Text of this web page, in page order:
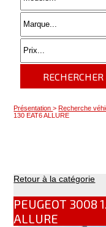
RECHERCHER
Présentation>Recherche
130 EAT6 ALLURE
Retour à la catégorie
PEUGEOT 3008
ALLURE